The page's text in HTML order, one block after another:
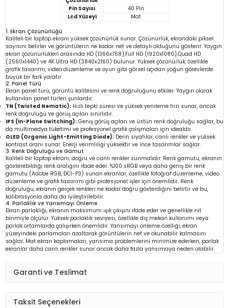
Pin Sayısı
40 Pin
Lcd Yüzeyi
Mat
1. Ekran Çözünürlüğü
Kaliteli bir laptop ekranı yüksek çözünürlük sunar. Çözünürlük, ekrandaki piksel
sayısını belirler ve görüntülerin ne kadar net ve detaylı olduğunu gösterir. Yaygın
ekran çözünürlükleri arasında HD (1366x768),Full HD (1920x1080),Quad HD
(2560x1440) ve 4K Ultra HD (3840x2160) bulunur. Yüksek çözünürlük, özellikle
grafik tasarımı, video düzenleme ve oyun gibi görsel açıdan yoğun görevlerde
büyük bir fark yaratır.
2. Panel Türü
Ekran panel türü, görüntü kalitesini ve renk doğruluğunu etkiler. Yaygın olarak
kullanılan panel türleri şunlardır:
TN (Twisted Nematic): Hızlı tepki süresi ve yüksek yenileme hızı sunar, ancak
renk doğruluğu ve görüş açıları sınırlıdır.
IPS (In-Plane Switching): Geniş görüş açıları ve üstün renk doğruluğu sağlar, bu
da multimedya tüketimi ve profesyonel grafik çalışmaları için idealdir.
OLED (Organic Light-Emitting Diode): Derin siyahlar, canlı renkler ve yüksek
kontrast oranı sunar. Enerji verimliliği yüksektir ve ince tasarımlar sağlar.
3. Renk Doğruluğu ve Gamut
Kaliteli bir laptop ekranı, doğru ve canlı renkler sunmalıdır. Renk gamutu, ekranın
gösterebildiği renk aralığını ifade eder. %100 sRGB veya daha geniş bir renk
gamutu (Adobe RGB, DCI-P3) sunan ekranlar, özellikle fotoğraf düzenleme, video
düzenleme ve grafik tasarımı gibi profesyonel işler için önemlidir. Renk
doğruluğu, ekranın gerçek renkleri ne kadar doğru gösterdiğini belirtir ve bu,
kalibrasyonla daha da iyileştirilebilir.
4. Parlaklık ve Yansımayı Önleme
Ekran parlaklığı, ekranın maksimum ışık çıkışını ifade eder ve genellikle nit
birimiyle ölçülür. Yüksek parlaklık seviyesi, özellikle dış mekan kullanımı veya
parlak ortamlarda çalışırken önemlidir. Yansımayı önleme özelliği, ekran
yüzeyindeki parlamaları azaltarak görüntülerin net ve okunabilir kalmasını
sağlar. Mat ekran kaplamaları, yansıma problemlerini minimize ederken, parlak
ekranlar daha canlı renkler sunar ancak daha fazla yansımaya neden olabilir.
Garanti ve Teslimat
Taksit Seçenekleri